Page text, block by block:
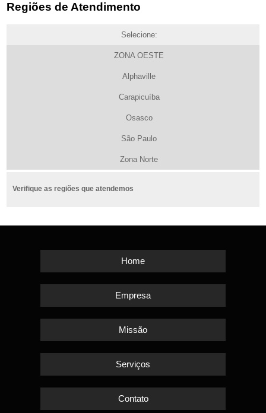
Regiões de Atendimento
Selecione:
ZONA OESTE
Alphaville
Carapicuíba
Osasco
São Paulo
Zona Norte
Verifique as regiões que atendemos
Home
Empresa
Missão
Serviços
Contato